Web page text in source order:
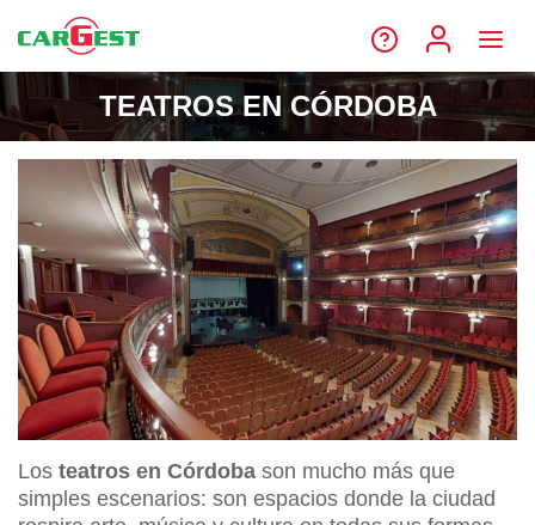
TEATROS EN CÓRDOBA
Los teatros en Córdoba son mucho más que
simples escenarios: son espacios donde la ciudad